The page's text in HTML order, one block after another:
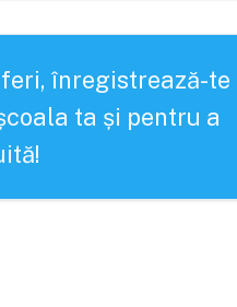
înregistrează-te
ta și pentru a